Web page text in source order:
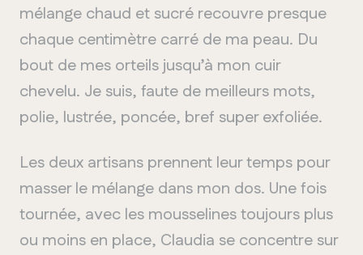
mélange chaud et sucré recouvre presque
chaque centimètre carré de ma peau. Du
bout de mes orteils jusqu’à mon cuir
chevelu. Je suis, faute de meilleurs mots,
polie, lustrée, poncée, bref super exfoliée.
Les deux artisans prennent leur temps pour
masser le mélange dans mon dos. Une fois
tournée, avec les mousselines toujours plus
ou moins en place, Claudia se concentre sur